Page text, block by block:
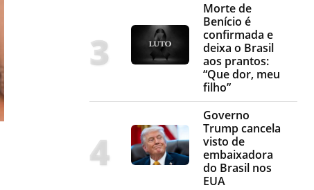
Morte de
Benício é
confirmada e
deixa o Brasil
aos prantos:
“Que dor, meu
filho”
Governo
Trump cancela
visto de
embaixadora
do Brasil nos
EUA